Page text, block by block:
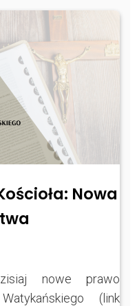
Nowa
nowe prawo
(link